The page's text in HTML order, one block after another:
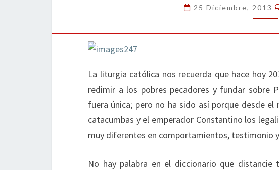
25 Diciembre, 2013
La liturgia católica nos recuerda que hace hoy
redimir a los pobres pecadores y fundar sobre
fuera única; pero no ha sido así porque desde
catacumbas y el emperador Constantino los
muy diferentes en comportamientos, testimonio
No hay palabra en el diccionario que